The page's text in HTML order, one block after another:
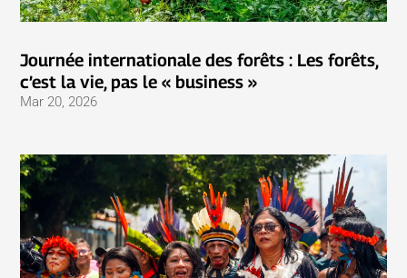
Journée internationale des forêts : Les forêts,
c’est la vie, pas le « business »
Mar 20, 2026